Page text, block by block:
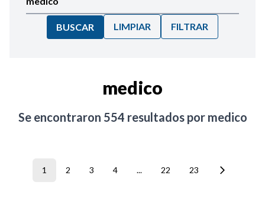
BUSCAR LIMPIAR FILTRAR
medico
Se encontraron 554 resultados por medico
1 2 3 4 ... 22 23